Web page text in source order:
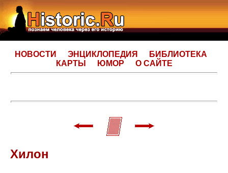
НОВОСТИ ЭНЦИКЛОПЕДИЯ
БИБЛИОТЕКА
КАРТЫ
ЮМОР О САЙТЕ
Хилон